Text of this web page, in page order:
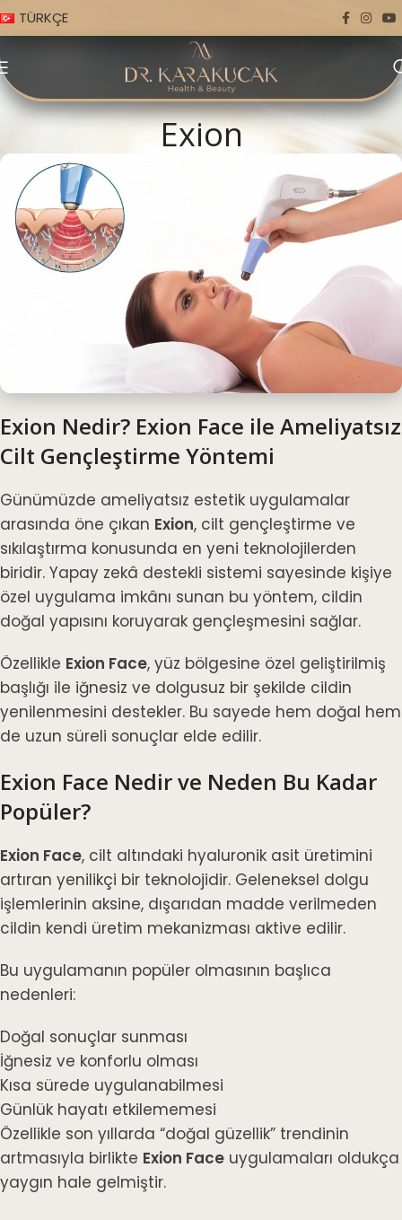
TÜRKÇE
Exion
Exion Nedir? Exion Face ile Ameliyatsız
Cilt Gençleştirme Yöntemi
Günümüzde ameliyatsız estetik uygulamalar
arasında öne çıkan Exion, cilt gençleştirme ve
sıkılaştırma konusunda en yeni teknolojilerden
biridir. Yapay zekâ destekli sistemi sayesinde kişiye
özel uygulama imkânı sunan bu yöntem, cildin
doğal yapısını koruyarak gençleşmesini sağlar.
Özellikle Exion Face, yüz bölgesine özel geliştirilmiş
başlığı ile iğnesiz ve dolgusuz bir şekilde cildin
yenilenmesini destekler. Bu sayede hem doğal hem
de uzun süreli sonuçlar elde edilir.
Exion Face Nedir ve Neden Bu Kadar
Popüler?
Exion Face, cilt altındaki hyaluronik asit üretimini
artıran yenilikçi bir teknolojidir. Geleneksel dolgu
işlemlerinin aksine, dışarıdan madde verilmeden
cildin kendi üretim mekanizması aktive edilir.
Bu uygulamanın popüler olmasının başlıca
nedenleri:
Doğal sonuçlar sunması
İğnesiz ve konforlu olması
Kısa sürede uygulanabilmesi
Günlük hayatı etkilememesi
Özellikle son yıllarda “doğal güzellik” trendinin
artmasıyla birlikte Exion Face uygulamaları oldukça
yaygın hale gelmiştir.